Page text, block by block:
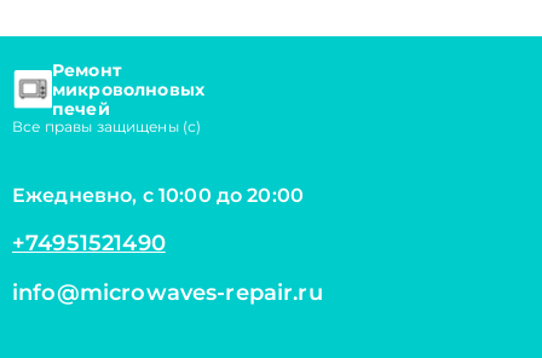
Ремонт
микроволновых
печей
Все правы защищены (с)
Ежедневно, с 10:00 до 20:00
+74951521490
info@microwaves-repair.ru